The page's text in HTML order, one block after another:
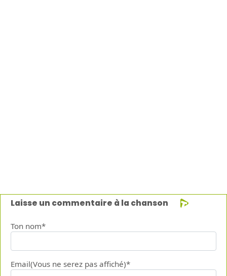
Laisse un commentaire à la chanson
Ton nom*
Email(Vous ne serez pas affiché)*